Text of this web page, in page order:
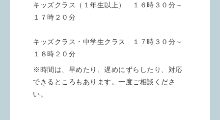
キッズクラス（１年生以上） １６時３０分～
１７時２０分
キッズクラス・中学生クラス １７時３０分～
１８時２０分
※時間は、早めたり、遅めにずらしたり、対応
できるところもあります。一度ご相談くださ
い。